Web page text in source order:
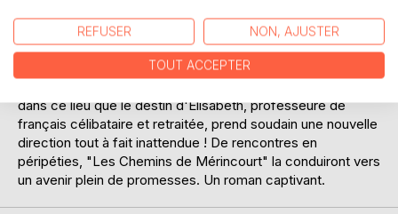
et dynamique. Des personnages attachants y vivent de
multiples aventures : enquête policière pour retrouver
Roseline mystérieusement disparue, intrigues
dans ce lieu que le destin d'Élisabeth, professeure de
français célibataire et retraitée, prend soudain une nouvelle
direction tout à fait inattendue ! De rencontres en
péripéties, "Les Chemins de Mérincourt" la conduiront vers
un avenir plein de promesses. Un roman captivant.
REFUSER NON, AJUSTER
TOUT ACCEPTER